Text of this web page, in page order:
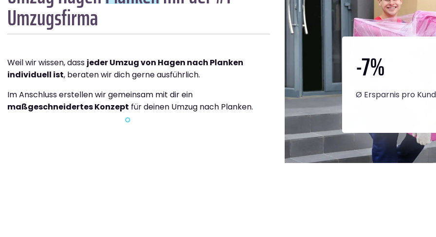
Umzugsfirma
Weil wir wissen, dass jeder Umzug von Hagen nach Planken
individuell ist, beraten wir dich gerne ausführlich.
Im Anschluss erstellen wir gemeinsam mit dir ein
maßgeschneidertes Konzept für deinen Umzug nach Planken.
-7%
Ø Ersparnis pro